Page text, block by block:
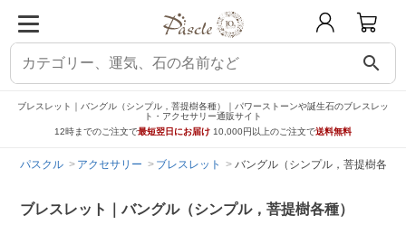
search
ブレスレット｜バングル（シンプル，菩提樹各種）｜パワーストーンや誕生石のブレスレッ
ト・アクセサリー通販サイト
12時までのご注文で最短翌日にお届け 10,000円以上のご注文で送料無料
パスクル アクセサリー ブレスレット バングル（シンプル，菩提樹各種
ブレスレット｜バングル（シンプル，菩提樹各種）